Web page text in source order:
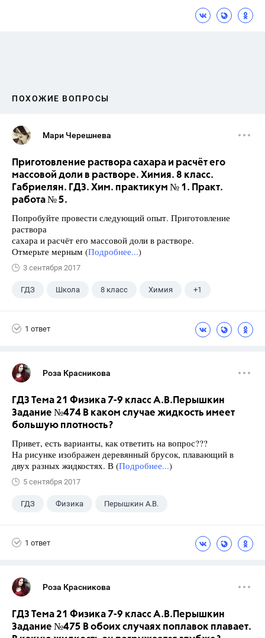
ПОХОЖИЕ ВОПРОСЫ
Мари Черешнева
Приготовление раствора сахара и расчёт его
массовой доли в растворе. Химия. 8 класс.
Габриелян. ГДЗ. Хим. практикум № 1. Практ.
работа № 5.
Попробуйте провести следующий опыт. Приготовление
раствора
сахара и расчёт его массовой доли в растворе.
Отмерьте мерным (Подробнее...)
3 сентября 2017
ГДЗ Школа 8 класс Химия +1
1 ответ
Роза Красникова
ГДЗ Тема 21 Физика 7-9 класс А.В.Перышкин
Задание №474 В каком случае жидкость имеет
большую плотность?
Привет, есть варианты, как ответить на вопрос???
На рисунке изображен деревянный брусок, плавающий в
двух разных жидкостях. В (Подробнее...)
5 сентября 2017
ГДЗ Физика Перышкин А.В.
1 ответ
Роза Красникова
ГДЗ Тема 21 Физика 7-9 класс А.В.Перышкин
Задание №475 В обоих случаях поплавок плавает.